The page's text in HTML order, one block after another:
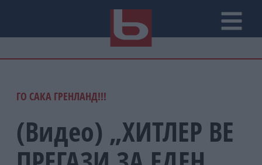
ГО САКА ГРЕНЛАНД!!!
(Видео) „ХИТЛЕР ВЕ